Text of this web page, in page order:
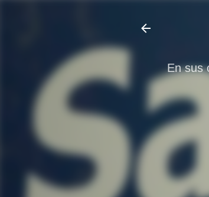
En sus